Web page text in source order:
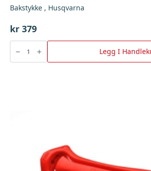
Bakstykke , Husqvarna
kr 379
Bakstykke
Husqvarna
antall
Legg I